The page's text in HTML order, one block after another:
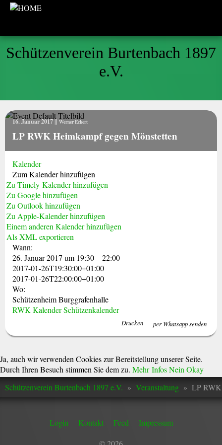
Schützenverein Burtenbach 1897
e.V.
16. Januar 2017|| Werner Eckert
LP RWK Heimkampf gegen Mönstetten
Kalender
Zum Kalender hinzufügen
Zu Timely-Kalender hinzufügen
Zu Google hinzufügen
Zu Outlook hinzufügen
Zu Apple-Kalender hinzufügen
Einem anderen Kalender hinzufügen
Als XML exportieren
Wann:
26. Januar 2017 um 19:30 – 22:00
2017-01-26T19:30:00+01:00
2017-01-26T22:00:00+01:00
Wo:
Schützenheim Burggrafenhalle
RWK KalenderSchützenkalender
per Whatsapp senden
Drucken
Schützenverein Burtenbach 1897 e.V. » Veranstaltung » LP RWK
Login Kontakt Feed
Impressum
Ja, auch wir verwenden Cookies zur Bereitstellung unserer Seite.
Durch Ihren Besuch stimmen Sie dem zu. Mehr InfosNein Okay